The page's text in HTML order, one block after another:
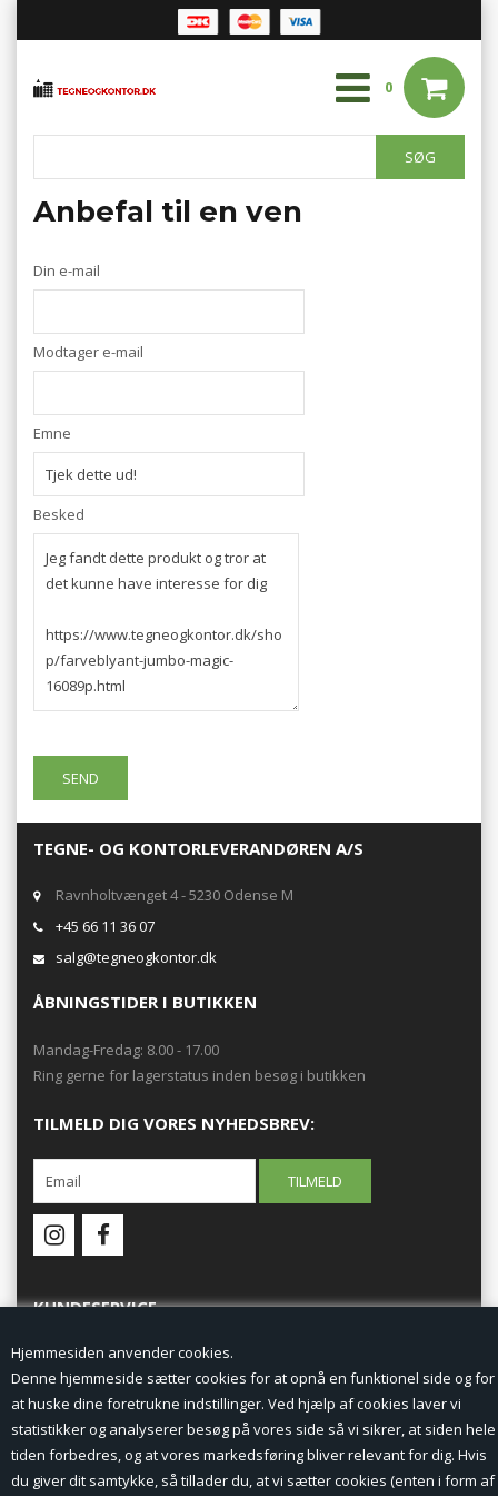
Hjemmesiden anvender cookies.
Denne hjemmeside sætter cookies for at opnå en funktionel side og for
at huske dine foretrukne indstillinger. Ved hjælp af cookies laver vi
statistikker og analyserer besøg på vores side så vi sikrer, at siden hele
tiden forbedres, og at vores markedsføring bliver relevant for dig. Hvis
du giver dit samtykke, så tillader du, at vi sætter cookies (enten i form af
0
Anbefal til en ven
Din e-mail
Modtager e-mail
Emne
Besked
TEGNE- OG KONTORLEVERANDØREN A/S
Ravnholtvænget 4 - 5230 Odense M
+45 66 11 36 07
salg@tegneogkontor.dk
ÅBNINGSTIDER I BUTIKKEN
Mandag-Fredag: 8.00 - 17.00
Ring gerne for lagerstatus inden besøg i butikken
TILMELD DIG VORES NYHEDSBREV:
KUNDESERVICE
Forside
Min Konto
Nyheder